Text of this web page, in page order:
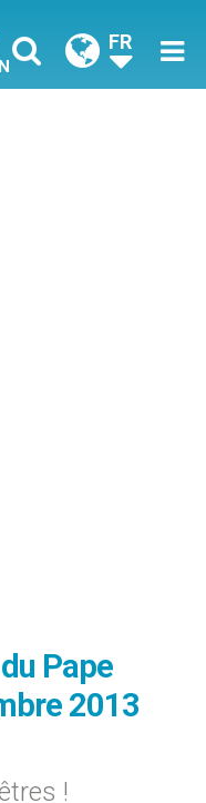
FR
Pape
2013
!